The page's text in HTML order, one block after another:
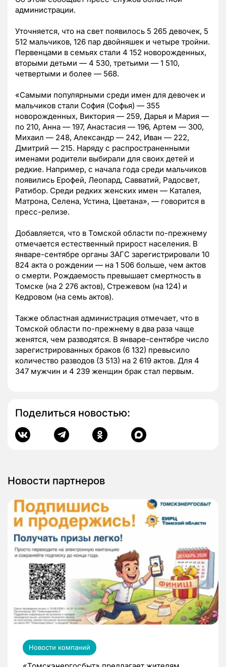
администрации.
Уточняется, что на свет появилось 5 265 девочек, 5
512 мальчиков, 126 пар двойняшек и четыре тройни.
Первенцами в семьях стали 4 152 новорожденных,
вторыми детьми — 4 530, третьими — 1 510,
четвертыми и более — 568.
«Самыми популярными среди имен для девочек и
мальчиков стали София (Софья) — 355
новорожденных, Виктория — 259, Дарья и Мария —
по 210, Анна — 197, Анастасия — 196, Артем — 300,
Михаил — 248, Александр — 242, Иван — 222,
Дмитрий — 215. Наряду с распространенными
именами родители выбирали для своих детей и
редкие. Например, с начала года среди мальчиков
появились Ерофей, Леопард, Савватий, Радосвет,
Ратибор. Среди редких женских имен — Каталея,
Матрона, Селена, Устина, Цветана», — говорится в
пресс-релизе.
Добавляется, что в Томской области по-прежнему
отмечается естественный прирост населения. В
январе-сентябре органы ЗАГС зарегистрировали 10
824 акта о рождении — на 1 506 больше, чем актов
о смерти. Рождаемость превышает смертность в
Томске (на 2 276 актов), Стрежевом (на 124) и
Кедровом (на семь актов).
Также областная администрация отмечает, что в
Томской области по-прежнему в два раза чаще
женятся, чем разводятся. В январе-сентябре число
зарегистрированных браков (6 132) превысило
количество разводов (3 513) на 2 619 актов. Для 4
347 мужчин и 4 239 женщин брак стал первым.
Поделиться новостью:
Новости партнеров
Новости компаний